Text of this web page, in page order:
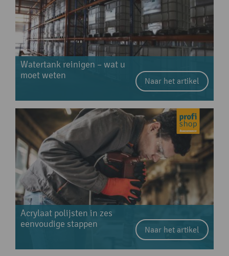
Watertank reinigen – wat u
moet weten
Naar het artikel
Acrylaat polijsten in zes
eenvoudige stappen
Naar het artikel